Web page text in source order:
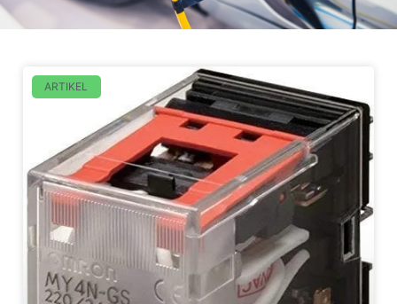
ARTIKEL